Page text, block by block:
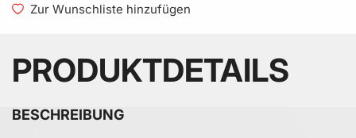
Zur Wunschliste hinzufügen
PRODUKTDETAILS
BESCHREIBUNG